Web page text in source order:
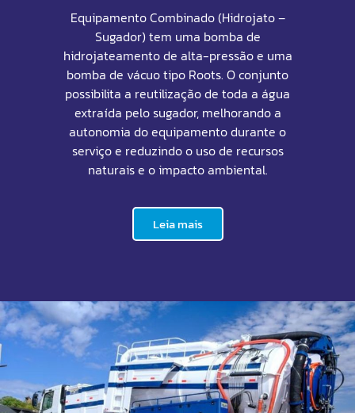
Equipamento Combinado (Hidrojato –
Sugador) tem uma bomba de
hidrojateamento de alta-pressão e uma
bomba de vácuo tipo Roots. O conjunto
possibilita a reutilização de toda a água
extraída pelo sugador, melhorando a
autonomia do equipamento durante o
serviço e reduzindo o uso de recursos
naturais e o impacto ambiental.
Leia mais